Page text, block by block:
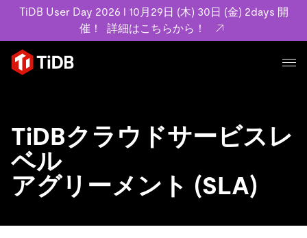
TiDB User Day 2026 l 10月29日 (木) 30日 (金) 2days 開
催！
詳細はこちらから！
プロダクト
MySQL互換の分散データベースで高可用性と水平スケー
ラビリティを備え大規模データをリアルタイムで処理でき
ます。
詳細はこちら
プラン
事例記事
お客様事例やユーザーによる検証結果の記事などを紹介し
ています。
リソース
ブログ
ホワイトペーパー
会社概要
TiDBクラウドサービスレ
ベル
アグリーメント (SLA)